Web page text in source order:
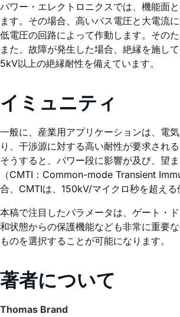
パワー・エレクトロニクスでは、機能面
ます。その場合、高いバス電圧と大電流
低電圧の回路によって作動します。その
また、故障が発生した場合、絶縁を施し
5kV以上の絶縁耐性を備えています。
イミュニティ
一般に、産業用アプリケーションは、電
り、干渉源に対する高い耐性が要求され
そうすると、パワー段に影響が及び、望
（CMTI：Common-mode Transient
合、CMTIは、150kV/マイクロ秒を超える
本稿で注目したパラメータは、ゲート・
和状態からの保護機能なども非常に重要
ものを選択することが可能になります。
著者について
Thomas Brand